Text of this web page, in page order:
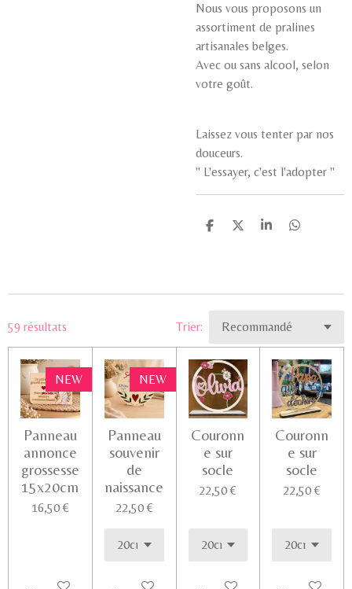
Nous vous proposons un
assortiment de pralines
artisanales belges.
Avec ou sans alcool, selon
votre goût.
Laissez vous tenter par nos
douceurs.
'' L'essayer, c'est l'adopter ''
P
g
P
g
P
g
P
g
59 résultats Trier:
NEW
Panneau
annonce
grossesse
15x20cm
16,50 €
NEW
Panneau
souvenir
de
naissance
22,50 €
Couronn
e sur
socle
22,50 €
Couronn
e sur
socle
22,50 €